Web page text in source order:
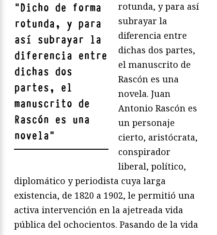
"Dicho de forma
rotunda, y para
así subrayar la
diferencia entre
dichas dos
partes, el
manuscrito de
Rascón es una
novela"
rotunda, y para así
subrayar la
diferencia entre
dichas dos partes,
el manuscrito de
Rascón es una
novela. Juan
Antonio Rascón es
un personaje
cierto, aristócrata,
conspirador
liberal, político,
diplomático y periodista cuya larga
existencia, de 1820 a 1902, le permitió una
activa intervención en la ajetreada vida
pública del ochocientos. Pasando de la vida